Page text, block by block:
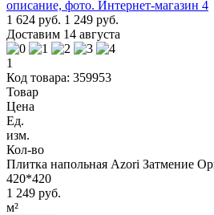
1 624 руб. 1 249 руб.
Доставим 14 августа
1
Код товара: 359953
Товар
Цена
Ед.
изм.
Кол-во
Плитка напольная Azori Затмение
420*420
1 249 руб.
м²